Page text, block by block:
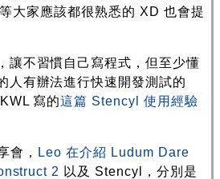
大家應該都很熟悉的 XD 也會提
讓不習慣自己寫程式，但至少懂
人有辦法進行快速開發測試的
寫的這篇 Stencyl 使用經驗
會，
Leo 在介紹 Ludum Dare
2 以及 Stencyl，分別是